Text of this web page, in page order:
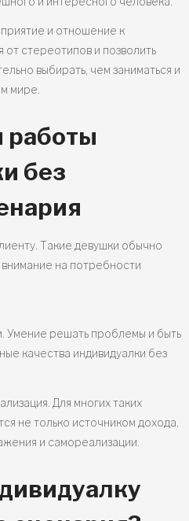
и отношение к
от стереотипов и позволить
выбирать, чем заниматься и
мире.
работы
без
Такие девушки обычно
на потребности
Умение решать проблемы и быть
качества индивидуалки без
Для многих таких
не только источником дохода,
и самореализации.